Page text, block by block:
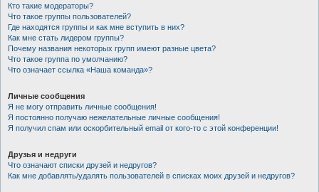
Кто такие модераторы?
Что такое группы пользователей?
Где находятся группы и как мне вступить в них?
Как мне стать лидером группы?
Почему названия некоторых групп имеют разные цвета?
Что такое группа по умолчанию?
Что означает ссылка «Наша команда»?
Личные сообщения
Я не могу отправить личные сообщения!
Я постоянно получаю нежелательные личные сообщения!
Я получил спам или оскорбительный email от кого-то с этой конференции!
Друзья и недруги
Что означают списки друзей и недругов?
Как мне добавлять/удалять пользователей в списках моих друзей и недругов?